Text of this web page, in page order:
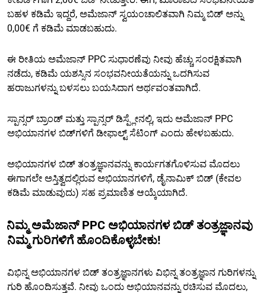
ಬಹಳ ಕಡಿಮೆ ಇದ್ದರೆ, ಅಮೆಜಾನ್ ಸ್ವಯಂಚಾಲಿತವಾಗಿ ನಿಮ್ಮ ಬಿಡ್ ಅನ್ನು
0,00€ ಗೆ ಕಡಿಮೆ ಮಾಡಬಹುದು.
ಈ ರೀತಿಯ ಅಮೆಜಾನ್ PPC ಸುಧಾರಣೆವು ನೀವು ಹೆಚ್ಚು ಸಂರಕ್ಷಿತವಾಗಿ
ನಡೆದು, ಕಡಿಮೆ ಯಶಸ್ಸಿನ ಸಂಭವನೀಯತೆಯನ್ನು ಒದಗಿಸುವ
ಹರಾಜುಗಳನ್ನು ಬಳಸಲು ಬಯಸಿದಾಗ ಅರ್ಥವಂತವಾಗಿದೆ.
ಸ್ಪಾನ್ಸರ್ ಬ್ರಾಂಡ್ ಮತ್ತು ಸ್ಪಾನ್ಸರ್ ಡಿಸ್ಪ್ಲೇನಲ್ಲಿ, ಇದು ಅಮೆಜಾನ್ PPC
ಅಭಿಯಾನಗಳ ಬಿಡ್‌ಗಳಿಗೆ ಡೀಫಾಲ್ಟ್ ಸೆಟಿಂಗ್ ಎಂದು ಹೇಳಬಹುದು.
ಅಭಿಯಾನಗಳ ಬಿಡ್ ತಂತ್ರಜ್ಞಾನವನ್ನು ಕಾರ್ಯಗತಗೊಳಿಸುವ ಮೊದಲು
ಈಗಾಗಲೇ ಅಸ್ತಿತ್ವದಲ್ಲಿರುವ ಅಭಿಯಾನಗಳಿಗೆ, ಡೈನಾಮಿಕ್ ಬಿಡ್ (ಕೇವಲ
ಕಡಿಮೆ ಮಾಡುವುದು) ಸಹ ಪ್ರಮಾಣಿತ ಆಯ್ಕೆಯಾಗಿದೆ.
ನಿಮ್ಮ ಅಮೆಜಾನ್ PPC ಅಭಿಯಾನಗಳ ಬಿಡ್ ತಂತ್ರಜ್ಞಾನವು
ನಿಮ್ಮ ಗುರಿಗಳಿಗೆ ಹೊಂದಿಕೊಳ್ಳಬೇಕು!
ವಿಭಿನ್ನ ಅಭಿಯಾನಗಳ ಬಿಡ್ ತಂತ್ರಜ್ಞಾನಗಳು ವಿಭಿನ್ನ ತಂತ್ರಜ್ಞಾನ ಗುರಿಗಳನ್ನು
ಗುರಿ ಹೊಂದಿಸುತ್ತವೆ. ನೀವು ಒಂದು ಅಭಿಯಾನವನ್ನು ರಚಿಸುವ ಮೊದಲು,